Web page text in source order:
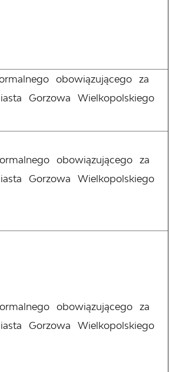
obowiązującego za
Gorzowa Wielkopolskiego
obowiązującego za
Gorzowa Wielkopolskiego
obowiązującego za
Gorzowa Wielkopolskiego